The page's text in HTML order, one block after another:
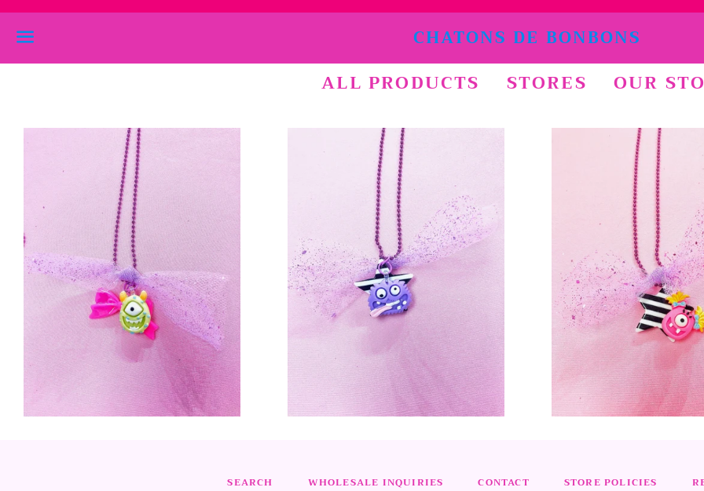
CHATONS DE BONBONS
ALL PRODUCTS STORES OUR
Prezzo
di
listino
Prezzo
di
listino
Prezzo
di
listino
SEARCH WHOLESALE INQUIRIES CONTACT STORE POLICIES